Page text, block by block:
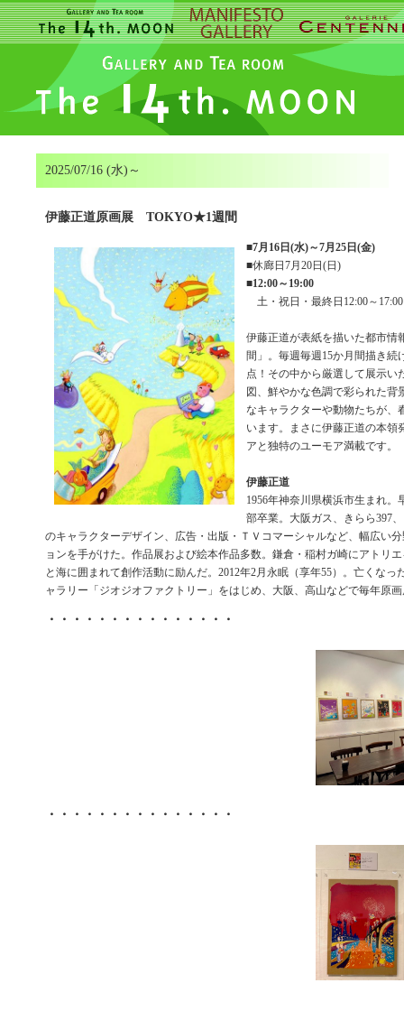
2025/07/16 (水)～
伊藤正道原画展 TOKYO★1週間
■7月16日(水)～7月25日(金)
■休廊日7月20日(日)
■12:00～19:00
土・祝日・最終日12:00～17:00
伊藤正道が表紙を描いた都市
間」。毎週毎週15か月間描き続
点！その中から厳選して展示い
図、鮮やかな色調で彩られた背
なキャラクターや動物たちが、
います。まさに伊藤正道の本領
アと独特のユーモア満載です。
伊藤正道
1956年神奈川県横浜市生まれ。
部卒業。大阪ガス、きらら397
のキャラクターデザイン、広告・出版・ＴＶコマーシャルなど、幅広い
ョンを手がけた。作品展および絵本作品多数。鎌倉・稲村ガ崎にアトリ
と海に囲まれて創作活動に励んだ。2012年2月永眠（享年55）。亡くなっ
ャラリー「ジオジオファクトリー」をはじめ、大阪、高山などで毎年原
・・・・・・・・・・・・・・・
・・・・・・・・・・・・・・・